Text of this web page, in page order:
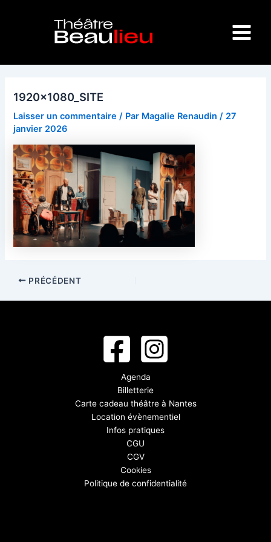
Menu
1920x1080_SITE
Laisser un commentaire / Par Magalie Renaudin/ 27
janvier 2026
PRÉCÉDENT
Agenda
Billetterie
Carte cadeau théâtre à Nantes
Location évènementiel
Infos pratiques
CGU
CGV
Cookies
Politique de confidentialité